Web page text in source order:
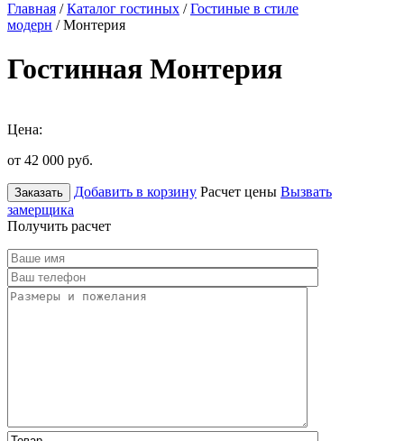
Главная /Каталог гостиных /Гостиные в стиле
модерн / Монтерия
Гостинная Монтерия
Цена:
от 42 000 руб.
Заказать Добавить в корзину Расчет цены Вызвать
замерщика
Получить расчет